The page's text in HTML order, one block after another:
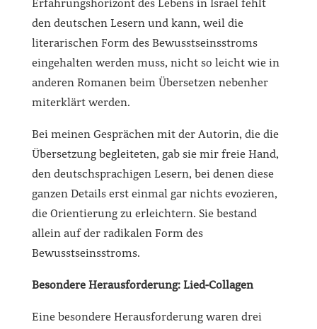
Erfahrungshorizont des Lebens in Israel fehlt
den deutschen Lesern und kann, weil die
literarischen Form des Bewusstseinsstroms
eingehalten werden muss, nicht so leicht wie in
anderen Romanen beim Übersetzen nebenher
miterklärt werden.
Bei meinen Gesprächen mit der Autorin, die die
Übersetzung begleiteten, gab sie mir freie Hand,
den deutschsprachigen Lesern, bei denen diese
ganzen Details erst einmal gar nichts evozieren,
die Orientierung zu erleichtern. Sie bestand
allein auf der radikalen Form des
Bewusstseinsstroms.
Besondere Herausforderung: Lied-Collagen
Eine besondere Herausforderung waren drei